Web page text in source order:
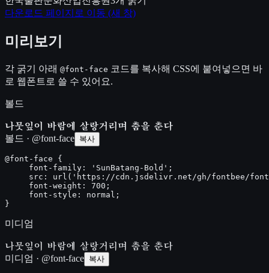
다운로드 페이지로 이동 (새 창)
미리보기
각 굵기 아래 @font-face 코드를 복사해 CSS에 붙여넣으면 바
로 웹폰트로 쓸 수 있어요.
볼드
나뭇잎이 바람에 살랑거리며 춤을 춘다
볼드 · @font-face 복사
@font-face {
     font-family: 'SunBatang-Bold';
src: url('https://cdn.jsdelivr.net/gh/fontbee/
     font-weight: 700;
     font-style: normal;
}
미디엄
나뭇잎이 바람에 살랑거리며 춤을 춘다
미디엄 · @font-face 복사